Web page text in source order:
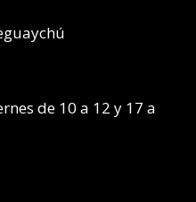
de 10 a 12 y 17 a